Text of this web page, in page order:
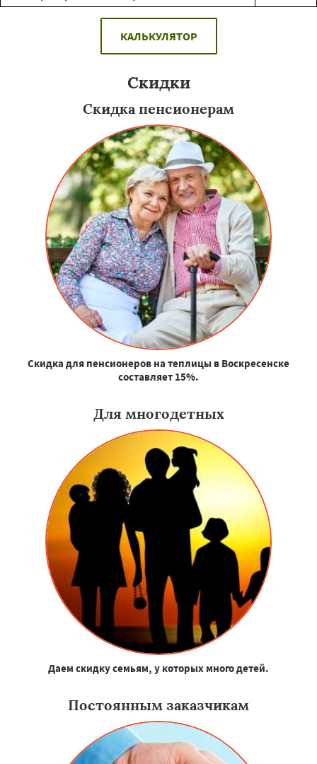
КАЛЬКУЛЯТОР
Скидки
Скидка пенсионерам
Скидка для пенсионеров на теплицы в Воскресенске
составляет 15%.
Для многодетных
Даем скидку семьям, у которых много детей.
Постоянным заказчикам